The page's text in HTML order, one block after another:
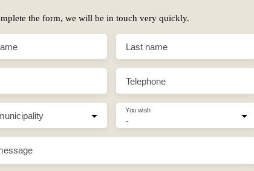
the form, we will be in touch very quickly.
Last name
Telephone
-
You wish